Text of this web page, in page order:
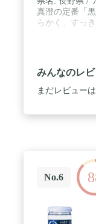
真澄の定番「
らかく、すっ
みんなのレ
まだレビュー
No.6